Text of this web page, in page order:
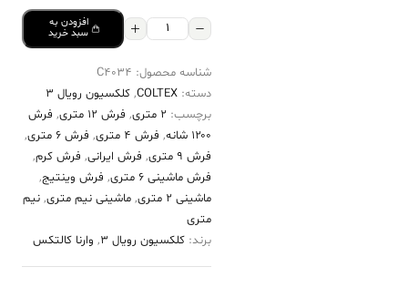
فرش
۱۲۰۰
طرح
شنل
کرم
عدد
افزودن به
سبد خرید
شناسه محصول: C4034
دسته: COLTEX
, کلکسیون رویال 3
برچسب: 2 متری , فرش 12 متری , فرش
۱۲۰۰ شانه
, فرش 4 متری , فرش 6 متری
,
فرش 9 متری
, فرش ایرانی, فرش کرم,
فرش ماشینی 6 متری
, فرش وینتیج,
ماشینی 2 متری
, ماشینی نیم متری, نیم
متری
برند: کلکسیون رویال 3 , وارنا کالتکس